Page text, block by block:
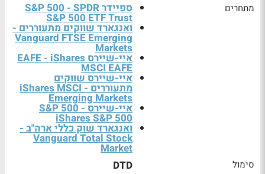
מתחרים
ספיידר S&P 500 - SPDR
S&P 500 ETF Trust
ואנגארד שווקים מתעוררים -
Vanguard FTSE Emerging
Markets
איי-שיירס EAFE - iShares
MSCI EAFE
איי-שיירס שווקים
מתעוררים - iShares MSCI
Emerging Markets
איי-שיירס S&P 500 -
iShares S&P 500
ואנגארד שוק כללי ארה"ב -
Vanguard Total Stock
Market
סימול DTD